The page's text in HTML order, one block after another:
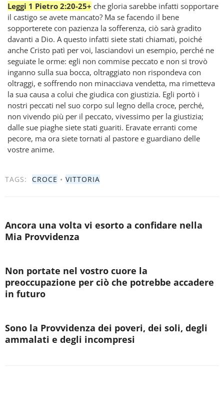
Leggi 1 Pietro 2:20-25+ che gloria sarebbe infatti sopportare
il castigo se avete mancato? Ma se facendo il bene
sopporterete con pazienza la sofferenza, ciò sarà gradito
davanti a Dio. A questo infatti siete stati chiamati, poiché
anche Cristo patì per voi, lasciandovi un esempio, perché ne
seguiate le orme: egli non commise peccato e non si trovò
inganno sulla sua bocca, oltraggiato non rispondeva con
oltraggi, e soffrendo non minacciava vendetta, ma rimetteva
la sua causa a colui che giudica con giustizia. Egli portò i
nostri peccati nel suo corpo sul legno della croce, perché,
non vivendo più per il peccato, vivessimo per la giustizia;
dalle sue piaghe siete stati guariti. Eravate erranti come
pecore, ma ora siete tornati al pastore e guardiano delle
vostre anime.
TAGS: CROCE • VITTORIA
Ancora una volta vi esorto a confidare nella
Mia Provvidenza
Non portate nel vostro cuore la
preoccupazione per ciò che potrebbe accadere
in futuro
Sono la Provvidenza dei poveri, dei soli, degli
ammalati e degli incompresi